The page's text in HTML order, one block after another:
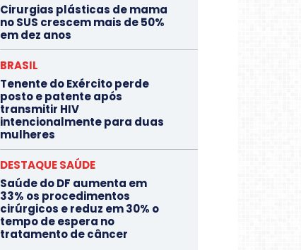
Cirurgias plásticas de mama
no SUS crescem mais de 50%
em dez anos
BRASIL
Tenente do Exército perde
posto e patente após
transmitir HIV
intencionalmente para duas
mulheres
DESTAQUE SAÚDE
Saúde do DF aumenta em
33% os procedimentos
cirúrgicos e reduz em 30% o
tempo de espera no
tratamento de câncer